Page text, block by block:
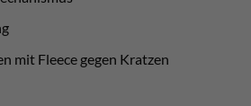
mit Fleece gegen Kratzen